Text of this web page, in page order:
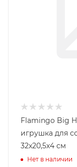
Flamingo Big
игрушка для
32х20,5х4 см
Нет в наличии